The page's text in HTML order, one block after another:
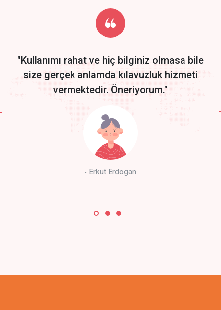
Start by trying our service for 30 days free trial no credit card
required.
"Kullanımı rahat ve hiç bilginiz olmasa bile
size gerçek anlamda kılavuzluk hizmeti
vermektedir. Öneriyorum."
Erkut Erdogan